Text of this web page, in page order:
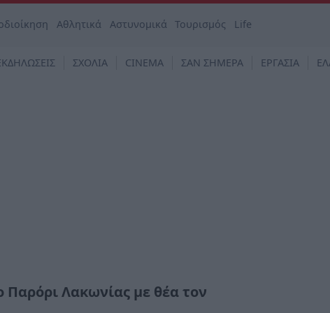
Αθλητικά Αστυνομικά Τουρισμός Life
ΣΧΟΛΙΑ CINEMA ΣΑΝ ΣΗΜΕΡΑ ΕΡΓΑΣΙΑ
Λακωνίας με θέα τον